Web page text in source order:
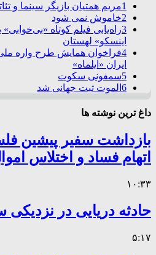
1مریم همتیان بازیگر سینما و
2خاموش نمی شود
3راه‌یابی فیلم کوتاه
اینسکو» لهستان
4فراخوان همایش طرح واره
ایران «ایلماه»
5سمفونی سکوت
6 الموت ثبت جهانی شد
داغ ترین نوشته ها
بازداشت سفیر پیشین
اتهام فساد و اختلاس
۱۰:۳۳
حادثه دریایی در
۵:۱۷